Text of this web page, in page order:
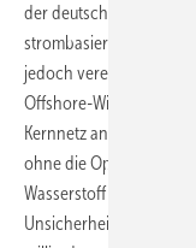
der deutschen
strombasierte Offshore-
jedoch vereinbart, dass
Offshore-Windenergie
Kernnetz an Land
ohne die Option auf
Wasserstoff
Unsicherheiten und ein